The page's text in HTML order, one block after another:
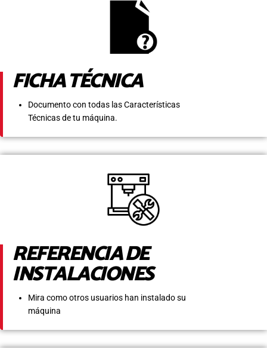
FICHA TÉCNICA
Documento con todas las Características
Técnicas de tu máquina.
REFERENCIA DE
INSTALACIONES
Mira como otros usuarios han instalado su
máquina